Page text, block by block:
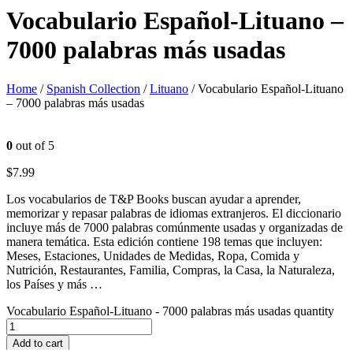
Vocabulario Español-Lituano –
7000 palabras más usadas
Home / Spanish Collection /Lituano / Vocabulario Español-Lituano
– 7000 palabras más usadas
0 out of 5
$7.99
Los vocabularios de T&P Books buscan ayudar a aprender,
memorizar y repasar palabras de idiomas extranjeros. El diccionario
incluye más de 7000 palabras comúnmente usadas y organizadas de
manera temática. Esta edición contiene 198 temas que incluyen:
Meses, Estaciones, Unidades de Medidas, Ropa, Comida y
Nutrición, Restaurantes, Familia, Compras, la Casa, la Naturaleza,
los Países y más …
Vocabulario Español-Lituano - 7000 palabras más usadas quantity
Add to cart